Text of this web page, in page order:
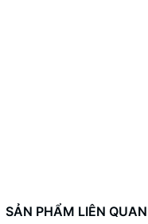
SẢN PHẨM LIÊN QUAN